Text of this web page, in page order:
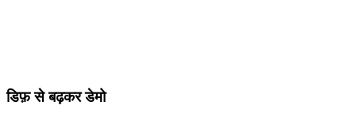
डिफ़ से बढ़कर डेमो